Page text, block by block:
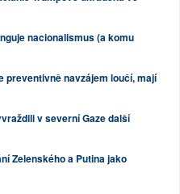
nacionalismus (a komu
preventivně navzájem loučí, mají
v severní Gaze další
Zelenského a Putina jako